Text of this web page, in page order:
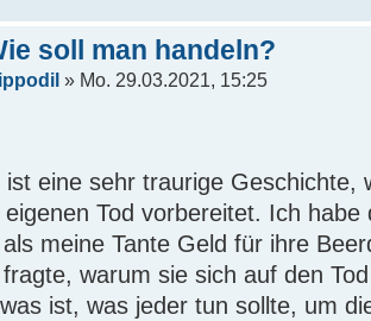
soll man handeln?
» Mo. 29.03.2021, 15:25
ist eine sehr traurige Geschichte,
eigenen Tod vorbereitet. Ich
meine Tante Geld für ihre
warum sie sich auf den
ist, was jeder tun sollte, um